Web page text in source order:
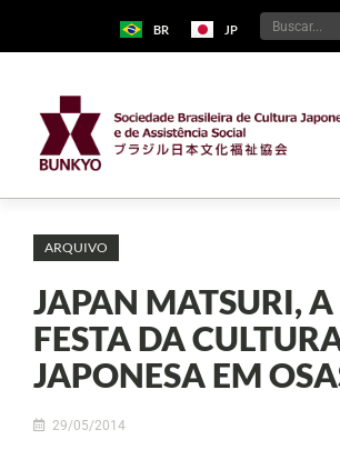
BR JP
ARQUIVO
JAPAN MATSURI, A
FESTA DA
JAPONESA EM
29/05/2014